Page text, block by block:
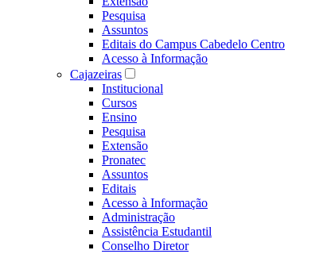
Pesquisa
Assuntos
Editais do Campus Cabedelo Centro
Acesso à Informação
Cajazeiras
Institucional
Cursos
Ensino
Pesquisa
Extensão
Pronatec
Assuntos
Editais
Acesso à Informação
Administração
Assistência Estudantil
Conselho Diretor